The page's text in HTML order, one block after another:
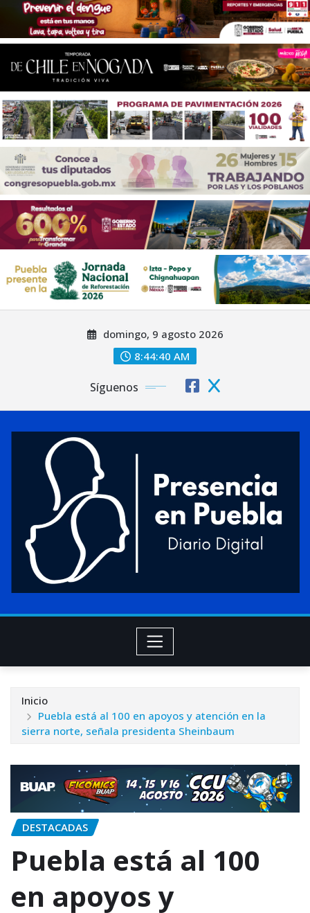
domingo, 9 agosto 2026
8:44:41 AM
Síguenos
Inicio
Puebla está al 100 en apoyos y atención en la
sierra norte, señala presidenta Sheinbaum
DESTACADAS
Puebla está al 100
en apoyos y